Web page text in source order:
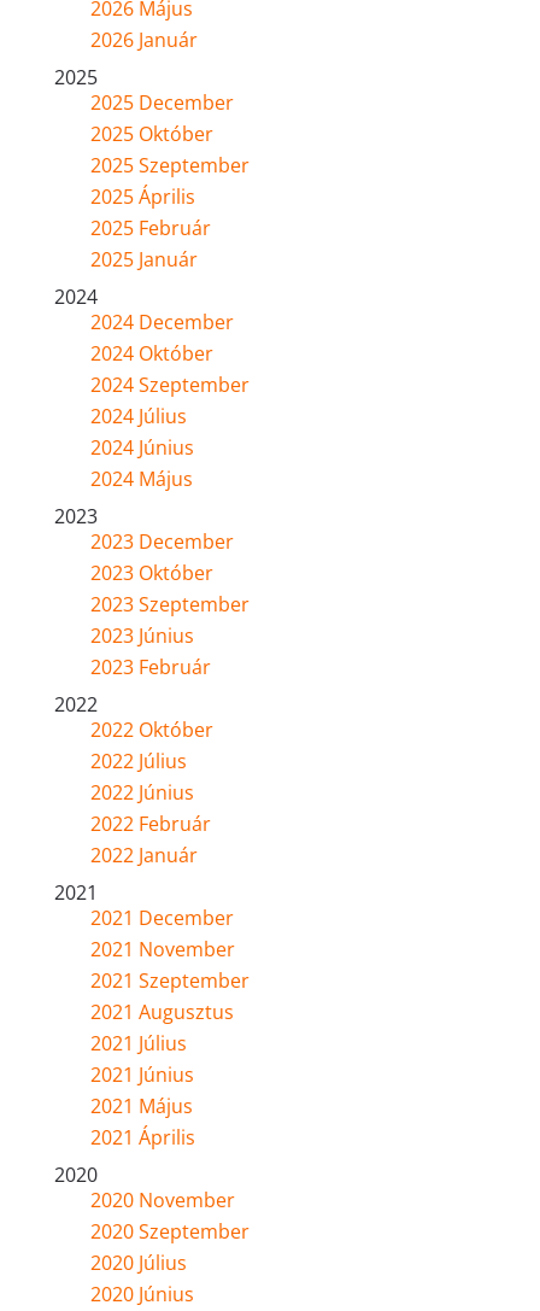
2026 Május
2026 Január
2025
2025 December
2025 Október
2025 Szeptember
2025 Április
2025 Február
2025 Január
2024
2024 December
2024 Október
2024 Szeptember
2024 Július
2024 Június
2024 Május
2023
2023 December
2023 Október
2023 Szeptember
2023 Június
2023 Február
2022
2022 Október
2022 Július
2022 Június
2022 Február
2022 Január
2021
2021 December
2021 November
2021 Szeptember
2021 Augusztus
2021 Július
2021 Június
2021 Május
2021 Április
2020
2020 November
2020 Szeptember
2020 Július
2020 Június